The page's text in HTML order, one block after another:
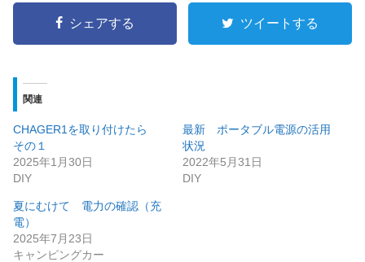
シェアする ツイートする
関連
CHAGER1を取り付けたら
その１
2025年1月30日
DIY
最新 ポータブル電源の活用
状況
2022年5月31日
DIY
夏にむけて 電力の確認（充
電）
2025年7月23日
キャンピングカー